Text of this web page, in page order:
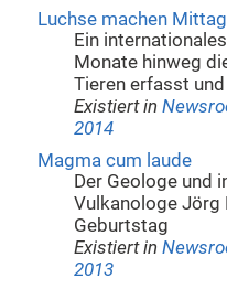
Luchse machen
Ein
Monate hinweg
Tieren erfasst
Existiert in
2014
Magma cum laude
Der Geologe und
Vulkanologe Jörg
Geburtstag
Existiert in
2013